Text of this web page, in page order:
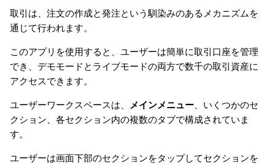
한국어
中文
Deutsch
Italiano
資産（スプレッドベッティ
ング口座以外の場合のみ）
クイックトレード
口座
口座の管理
取引は、注文の作成と発注という馴染みのあるメカニズムを
通じて行われます。
このアプリを使用すると、ユーザーは簡単に取引口座を管理
でき、デモモードとライブモードの両方で数千の取引資産に
アクセスできます。
ユーザーワークスペースは、 メインメニュー、いくつかのセ
クション、各セクション内の複数のタブで構成されていま
す。
ユーザーは画面下部のセクションをタップしてセクションを